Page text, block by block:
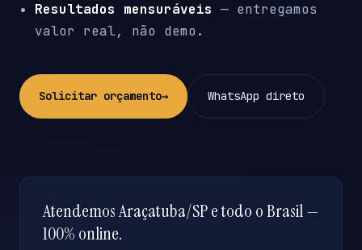
Resultados mensuráveis — entregamos
valor real, não demo.
Solicitar orçamento→ WhatsApp direto
Atendemos Araçatuba/SP e todo o Brasil —
100% online.